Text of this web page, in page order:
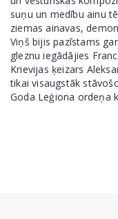
suņu un medību ainu
ziemas ainavas,
Viņš bijis pazīstams
gleznu iegādājies
Krievijas ķeizars
tikai visaugstāk
Goda Leģiona ordeņa